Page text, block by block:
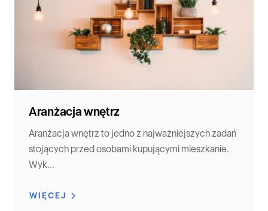
Aranżacja wnętrz
Aranżacja wnętrz to jedno z najważniejszych zadań
stojących przed osobami kupującymi mieszkanie.
Wyk...
WIĘCEJ